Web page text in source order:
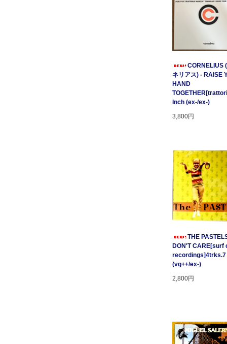
CORNELIUS
ネリアス) - RAISE
HAND
Inch (ex-/ex-)
3,800円
THE
DON'T CARE[surf
recordings]4trks.7
(vg++/ex-)
2,800円